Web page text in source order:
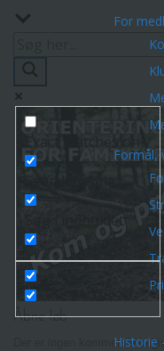
For
Formål,
Historie
Åbne løb
Der er ingen kommende